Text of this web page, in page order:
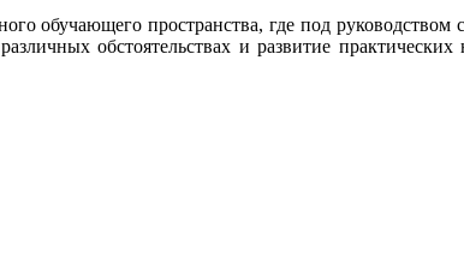
обучающего пространства, где под руководством
обстоятельствах и развитие